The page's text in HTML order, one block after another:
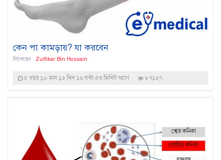
কেন পা কামড়ায়? যা করবেন
লিখেছেন : Zulfikar Bin Hossain
৫ বছর ১০ মাস ১২ দিন ১৯ ঘন্টা ৫৩ মিনিট আগে ৮৭১২৭